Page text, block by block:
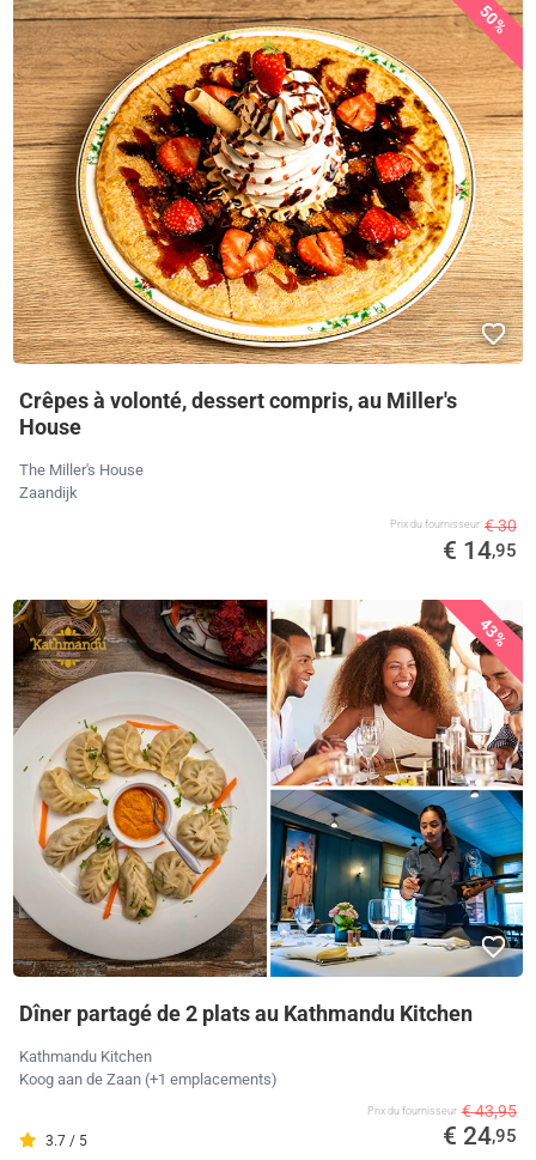
50%
Crêpes à volonté, dessert compris, au Miller's
House
The Miller's House
Zaandijk
Prix ​​du fournisseur € 30
€ 14,95
43%
Dîner partagé de 2 plats au Kathmandu Kitchen
Kathmandu Kitchen
Koog aan de Zaan (+1 emplacements)
3.7 / 5
Prix ​​du fournisseur € 43,95
€ 24,95